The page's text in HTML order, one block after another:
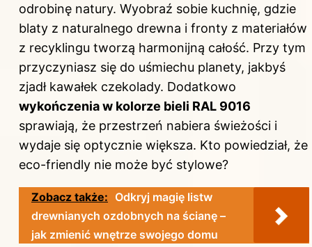
odrobinę natury. Wyobraź sobie kuchnię, gdzie
blaty z naturalnego drewna i fronty z materiałów
z recyklingu tworzą harmonijną całość. Przy tym
przyczyniasz się do uśmiechu planety, jakbyś
zjadł kawałek czekolady. Dodatkowo
wykończenia w kolorze bieli RAL 9016
sprawiają, że przestrzeń nabiera świeżości i
wydaje się optycznie większa. Kto powiedział, że
eco-friendly nie może być stylowe?
Zobacz także: Odkryj magię listw
drewnianych ozdobnych na ścianę –
jak zmienić wnętrze swojego domu